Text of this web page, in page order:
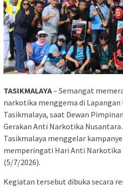
TASIKMALAYA– Semangat
narkotika menggema di Lapangan
Tasikmalaya, saat Dewan
Gerakan Anti Narkotika
Tasikmalaya menggelar
memperingati Hari Anti Narkotika
(5/7/2026).
Kegiatan tersebut dibuka secara